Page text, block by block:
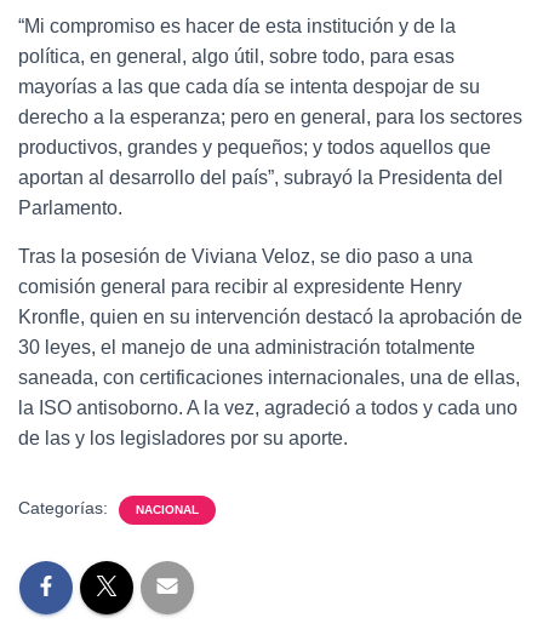
“Mi compromiso es hacer de esta institución y de la
política, en general, algo útil, sobre todo, para esas
mayorías a las que cada día se intenta despojar de su
derecho a la esperanza; pero en general, para los sectores
productivos, grandes y pequeños; y todos aquellos que
aportan al desarrollo del país”, subrayó la Presidenta del
Parlamento.
Tras la posesión de Viviana Veloz, se dio paso a una
comisión general para recibir al expresidente Henry
Kronfle, quien en su intervención destacó la aprobación de
30 leyes, el manejo de una administración totalmente
saneada, con certificaciones internacionales, una de ellas,
la ISO antisoborno. A la vez, agradeció a todos y cada uno
de las y los legisladores por su aporte.
Categorías: NACIONAL